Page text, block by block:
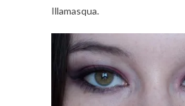
Illamasqua.